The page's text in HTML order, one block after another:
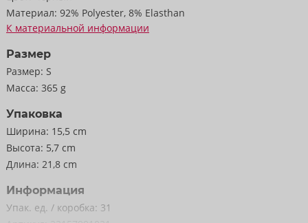
92% полиэстера, 8% эластана.
Поставляется без чулок.
Материал: 92% Polyester, 8% Elasthan
К материальной информации
Размер
Размер: S
Масса: 365 g
Упаковка
Ширина: 15,5 cm
Высота: 5,7 cm
Длина: 21,8 cm
Информация
Упак. ед. / коробка: 31